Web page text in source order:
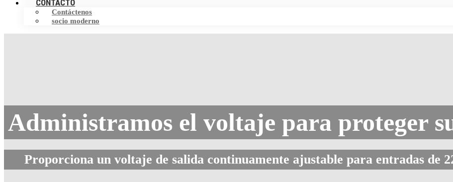
CONTACTO
Contáctenos
socio moderno
Administramos el voltaje para proteger
Proporciona un voltaje de salida continuamente ajustable para entradas de